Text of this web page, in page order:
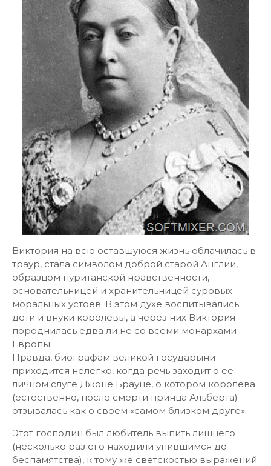
Виктория на всю оставшуюся жизнь облачилась в
траур, стала символом доброй старой Англии,
образцом пуританской нравственности,
основательницей и хранительницей суровых
моральных устоев. В этом духе воспитывались
дети и внуки королевы, а через них Виктория
породнилась едва ли не со всеми монархами
Европы.
Правда, биографам великой государыни
приходится нелегко, когда речь заходит о ее
личном слуге Джоне Брауне, о котором королева
(естественно, после смерти принца Альберта)
отзывалась как о своем «самом близком друге».
Этот господин был любитель выпить лишнего
(несколько раз его находили упившимся до
беспамятства), к тому же светскостью выражений